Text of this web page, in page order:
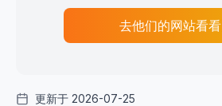
去他们的网站看看
更新于 2026-07-25